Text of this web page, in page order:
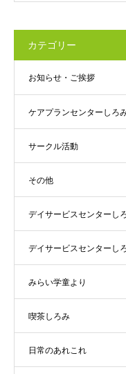
カテゴリー
お知らせ・ご挨拶
ケアプランセンターしろ
サークル活動
その他
デイサービスセンターし
デイサービスセンターし
みらい学童より
喫茶しろみ
日常のあれこれ